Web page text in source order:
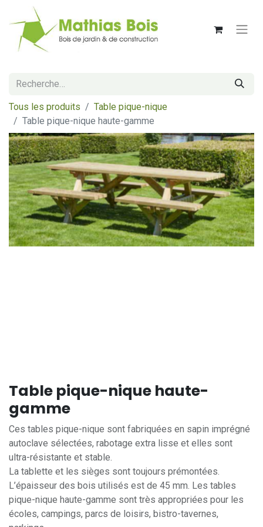
Tous les produits
Table pique-nique
Table pique-nique haute-gamme
Table pique-nique haute-
gamme
Ces tables pique-nique sont fabriquées en sapin imprégné
autoclave sélectées, rabotage extra lisse et elles sont
ultra-résistante et stable.
La tablette et les sièges sont toujours prémontées.
L’épaisseur des bois utilisés est de 45 mm. Les tables
pique-nique haute-gamme sont très appropriées pour les
écoles, campings, parcs de loisirs, bistro-tavernes,